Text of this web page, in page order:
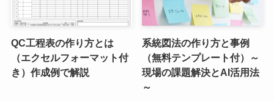
QC工程表の作り方とは
（エクセルフォーマット付
き）作成例で解説
系統図法の作り方と事例
（無料テンプレート付）～
現場の課題解決とAI活用法
～